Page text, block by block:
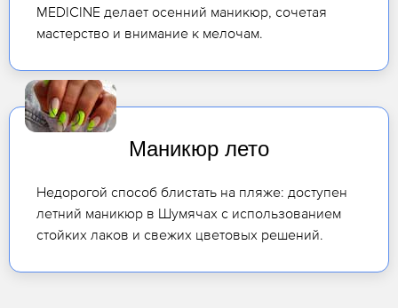
MEDICINE делает осенний маникюр, сочетая
мастерство и внимание к мелочам.
Маникюр лето
Недорогой способ блистать на пляже: доступен
летний маникюр в Шумячах с использованием
стойких лаков и свежих цветовых решений.